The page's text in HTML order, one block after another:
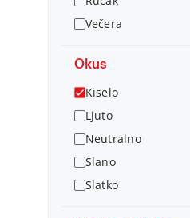
Večera
Okus
Kiselo
Ljuto
Neutralno
Slano
Slatko